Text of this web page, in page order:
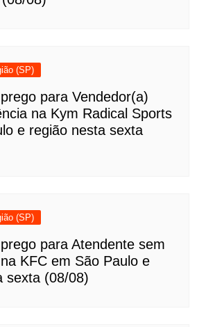
(SP)
para Vendedor(a)
na Kym Radical Sports
e região nesta sexta
(SP)
para Atendente sem
KFC em São Paulo e
sexta (08/08)